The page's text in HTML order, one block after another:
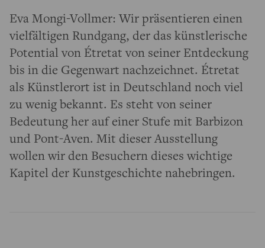
Eva Mongi-Vollmer: Wir präsentieren einen
vielfältigen Rundgang, der das künstlerische
Potential von Étretat von seiner Entdeckung
bis in die Gegenwart nachzeichnet. Étretat
als Künstlerort ist in Deutschland noch viel
zu wenig bekannt. Es steht von seiner
Bedeutung her auf einer Stufe mit Barbizon
und Pont-Aven. Mit dieser Ausstellung
wollen wir den Besuchern dieses wichtige
Kapitel der Kunstgeschichte nahebringen.